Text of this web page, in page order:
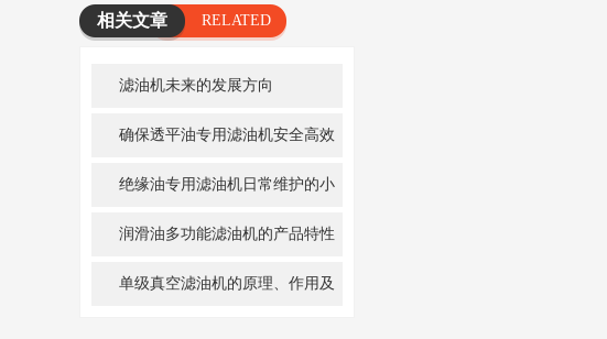
相关文章
RELATED
滤油机未来的发展方向
确保透平油专用滤油机安全高效
运行的要点
绝缘油专用滤油机日常维护的小
秘诀润滑油多功能滤油机的产品特性
单级真空滤油机的原理、作用及